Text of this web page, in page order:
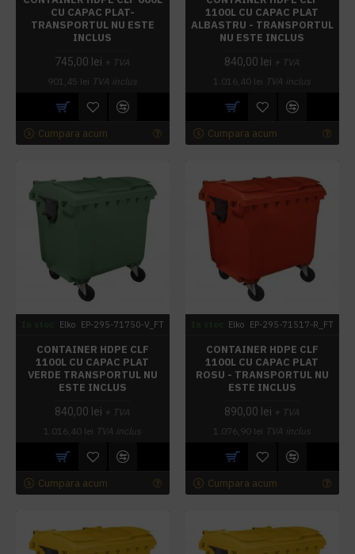
CU CAPAC PLAT-
TRANSPORTUL NU ESTE
INCLUS
745,00 lei + TVA
901,45 lei TVA inclus
Cumpara acum
1100L CU CAPAC PLAT
ALBASTRU - TRANSPORTUL
NU ESTE INCLUS
840,00 lei + TVA
1.016,40 lei TVA inclus
Cumpara acum
Elko EP-295-71750-V_FT
CONTAINER HDPE CLF
1100L CU CAPAC PLAT
VERDE TRANSPORTUL NU
ESTE INCLUS
840,00 lei + TVA
1.016,40 lei TVA inclus
Cumpara acum
Elko EP-295-71517-R_FT
CONTAINER HDPE CLF
1100L CU CAPAC PLAT
ROSU - TRANSPORTUL NU
ESTE INCLUS
890,00 lei + TVA
1.076,90 lei TVA inclus
Cumpara acum